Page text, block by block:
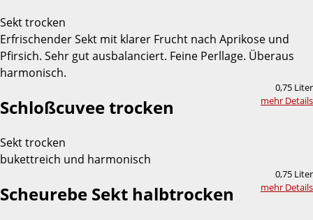
Sekt trocken
Erfrischender Sekt mit klarer Frucht nach Aprikose und
Pfirsich. Sehr gut ausbalanciert. Feine Perllage. Überaus
harmonisch.
0,75 Liter
mehr Details
Schloßcuvee trocken
Sekt trocken
bukettreich und harmonisch
0,75 Liter
mehr Details
Scheurebe Sekt halbtrocken